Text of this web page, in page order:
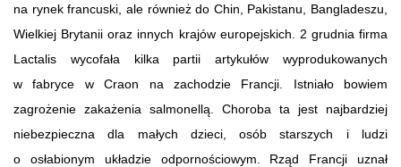
na rynek francuski, ale również do Chin, Pakistanu, Bangladeszu,
Wielkiej Brytanii oraz innych krajów europejskich. 2 grudnia firma
Lactalis wycofała kilka partii artykułów wyprodukowanych
w fabryce w Craon na zachodzie Francji. Istniało bowiem
zagrożenie zakażenia salmonellą. Choroba ta jest najbardziej
niebezpieczna dla małych dzieci, osób starszych i ludzi
o osłabionym układzie odpornościowym. Rząd Francji uznał